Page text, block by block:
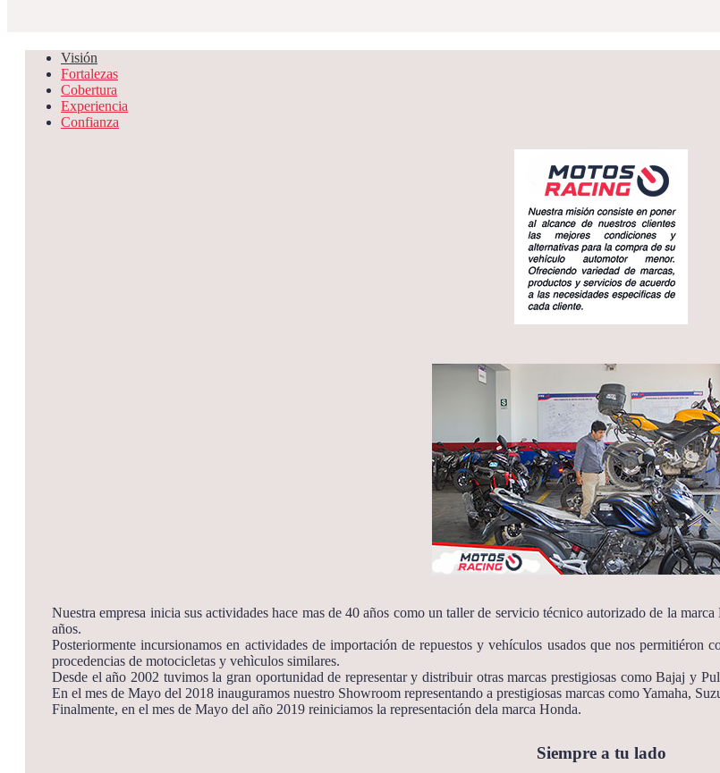
Visión
Fortalezas
Cobertura
Experiencia
Confianza
Nuestra empresa inicia sus actividades hace mas de 40 años como un taller de servicio técnico autorizado de la
años.
Posteriormente incursionamos en actividades de importación de repuestos y vehículos usados que nos permitiéron
procedencias de motocicletas y vehìculos similares.
Desde el año 2002 tuvimos la gran oportunidad de representar y distribuir otras marcas prestigiosas como Bajaj y
En el mes de Mayo del 2018 inauguramos nuestro Showroom representando a prestigiosas marcas como Yamaha,
Finalmente, en el mes de Mayo del año 2019 reiniciamos la representación dela marca Honda.
Siempre a tu lado